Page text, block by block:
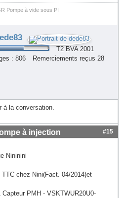
Pompe à vide sous PI
T2 BVA 2001
: 806
Remerciements reçus 28
à la conversation.
à injection #15
Nininini
chez Nini(Fact. 04/2014)et
PMH - VSKTWUR20U0-